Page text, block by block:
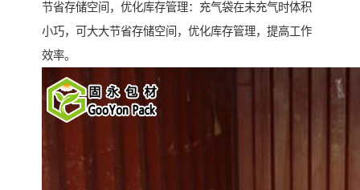
节省存储空间，优化库存管理：充气袋在未充气时体积
小巧，可大大节省存储空间，优化库存管理，提高工作
效率。